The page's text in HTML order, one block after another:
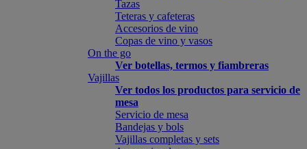
Tazas
Teteras y cafeteras
Accesorios de vino
Copas de vino y vasos
On the go
Ver botellas, termos y fiambreras
Vajillas
Ver todos los productos para servicio de
mesa
Servicio de mesa
Bandejas y bols
Vajillas completas y sets